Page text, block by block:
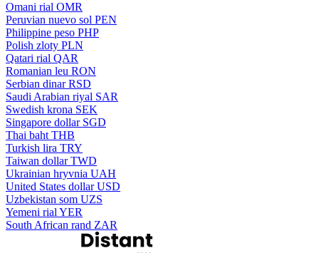
Omani rial OMR
Peruvian nuevo sol PEN
Philippine peso PHP
Polish zloty PLN
Qatari rial QAR
Romanian leu RON
Serbian dinar RSD
Saudi Arabian riyal SAR
Swedish krona SEK
Singapore dollar SGD
Thai baht THB
Turkish lira TRY
Taiwan dollar TWD
Ukrainian hryvnia UAH
United States dollar USD
Uzbekistan som UZS
Yemeni rial YER
South African rand ZAR